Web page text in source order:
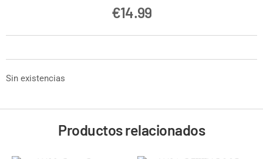
€14.99
Sin existencias
Productos relacionados